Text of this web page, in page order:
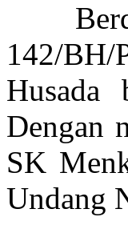
142/
Husada
Dengan
SK
Undang